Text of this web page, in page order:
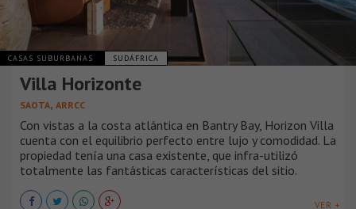
CASAS SUBURBANAS SUDÁFRICA
Villa Horizonte
SAOTA, ARRCC
Con vistas a la costa atlántica en Bantry Bay, Horizon Villa
cuenta con el equilibrio perfecto entre lujo y comodidad. La
propiedad tenía una casa existente, que infra-utilizó
totalmente las fantásticas características del sitio.
VER +